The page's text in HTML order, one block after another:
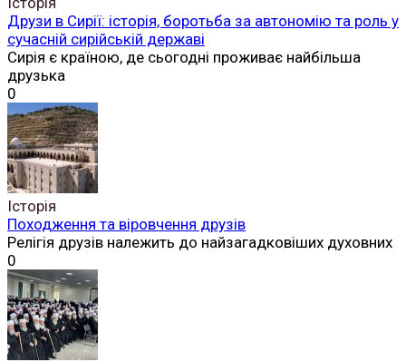
Друзи в Сирії: історія, боротьба за автономію та роль у
сучасній сирійській державі
Сирія є країною, де сьогодні проживає найбільша
друзька
0
Історія
Походження та віровчення друзів
Релігія друзів належить до найзагадковіших духовних
0